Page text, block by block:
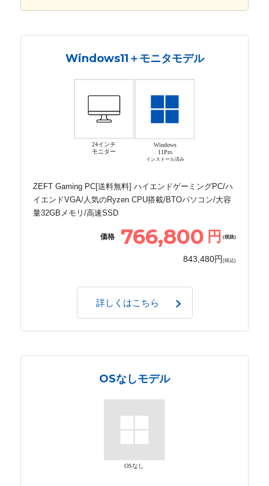
Windows11＋モニタモデル
24インチ
モニター
Windows
11Pro
インストール済み
ZEFT Gaming PC[送料無料] ハイエンドゲーミングPC/ハ
イエンドVGA/人気のRyzen CPU搭載/BTOパソコン/大容
量32GBメモリ/高速SSD
価格 766,800 円 (税抜)
843,480円 (税込)
詳しくはこちら
OSなしモデル
OSなし